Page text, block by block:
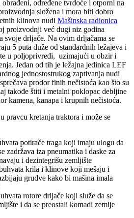
određene tvrdoće i otporni na
složena i mora biti dobro
klinova nudi Mašinska radionica
proizvodnji već dugi niz godina
svoje drljače. Na ovim drljačama se
5 puta duže od standardnih ležajeva i
u poljoprivredi, uzimajući u obzir i
Jedan od tih je ležajna jedinica LEF
jednostostrukog zaptivanja nudi
prodor finih nečistoća kao što su
takođe štiti i metalni poklopac debljine
kamena, kanapa i krupnih nečistoća.
pravcu kretanja traktora i može se
potirače traga koji imaju ulogu da
zadržava iza pneumatika i daske za
i dezintegrišu zemljište
krila i klinove koji mešaju i
grudve kako bi mašina imala
rotore drljače koji služe da se
i da se preostali komadi zemlje